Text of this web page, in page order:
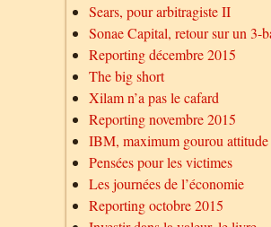
Sears, pour arbitragiste II
Sonae Capital, retour sur un 3-
Reporting décembre 2015
The big short
Xilam n’a pas le cafard
Reporting novembre 2015
IBM, maximum gourou attitude
Pensées pour les victimes
Les journées de l’économie
Reporting octobre 2015